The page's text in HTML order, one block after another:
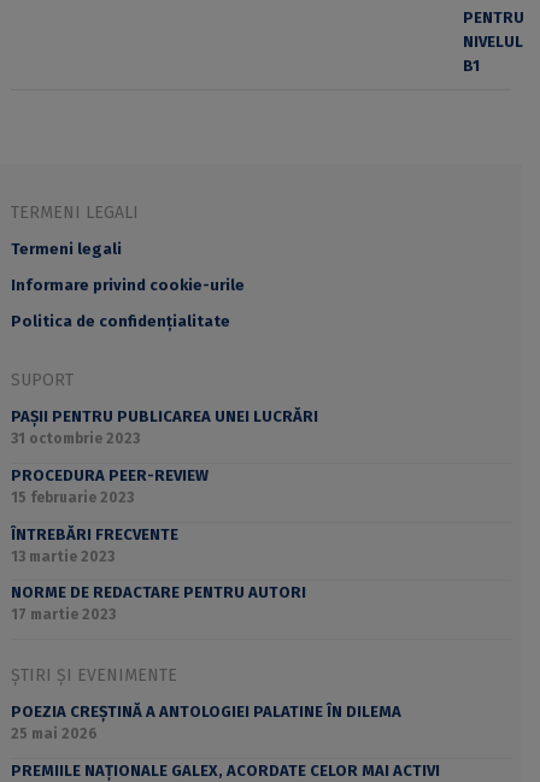
TERMENI LEGALI
Termeni legali
Informare privind cookie-urile
Politica de confidențialitate
SUPORT
PAȘII PENTRU PUBLICAREA UNEI LUCRĂRI
31 octombrie 2023
PROCEDURA PEER-REVIEW
15 februarie 2023
ÎNTREBĂRI FRECVENTE
13 martie 2023
NORME DE REDACTARE PENTRU AUTORI
17 martie 2023
ȘTIRI ȘI EVENIMENTE
POEZIA CREȘTINĂ A ANTOLOGIEI PALATINE ÎN DILEMA
25 mai 2026
PREMIILE NAȚIONALE GALEX, ACORDATE CELOR MAI ACTIVI